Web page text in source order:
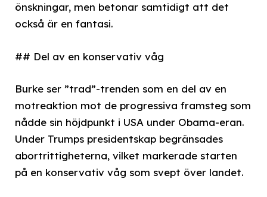
önskningar, men betonar samtidigt att det
också är en fantasi.
## Del av en konservativ våg
Burke ser ”trad”-trenden som en del av en
motreaktion mot de progressiva framsteg som
nådde sin höjdpunkt i USA under Obama-eran.
Under Trumps presidentskap begränsades
abortrittigheterna, vilket markerade starten
på en konservativ våg som svept över landet.